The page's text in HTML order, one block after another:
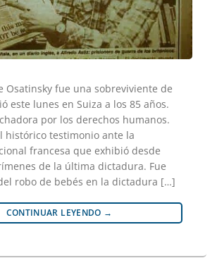
Osatinsky fue una sobreviviente de
este lunes en Suiza a los 85 años.
por los derechos humanos.
histórico testimonio ante la
francesa que exhibió desde
de la última dictadura. Fue
robo de bebés en la dictadura […]
CONTINUAR LEYENDO →